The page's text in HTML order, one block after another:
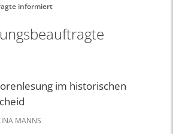
informiert
im historischen
MANNS